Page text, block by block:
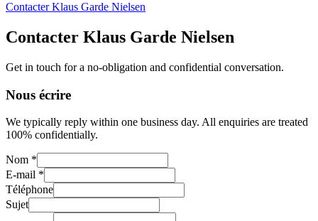
Contacter Klaus Garde Nielsen
Contacter Klaus Garde Nielsen
Get in touch for a no-obligation and confidential conversation.
Nous écrire
We typically reply within one business day. All enquiries are treated
100% confidentially.
Nom *
E-mail *
Téléphone
Sujet